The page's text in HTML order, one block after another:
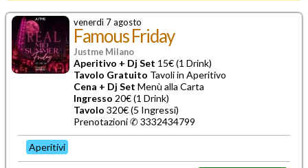
venerdì 7 agosto
Famous Friday
Justme Milano
Aperitivo + Dj Set 15€ (1 Drink)
Tavolo Gratuito Tavoli in Aperitivo
Cena + Dj Set Menù alla Carta
Ingresso 20€ (1 Drink)
Tavolo 320€ (5 Ingressi)
Prenotazioni ✆3332434799
Aperitivi